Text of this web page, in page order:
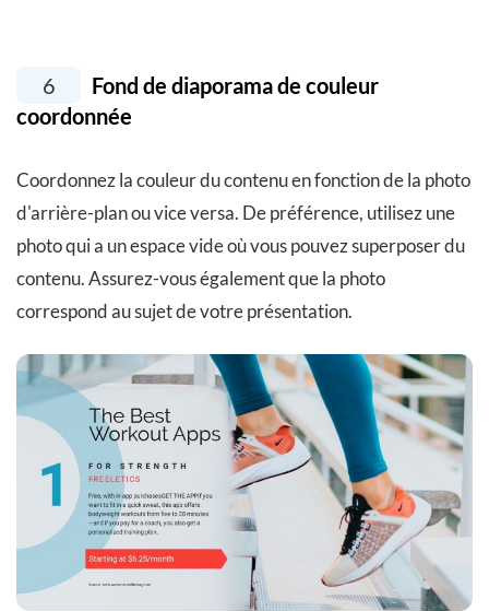
6
Fond de diaporama de couleur
coordonnée
Coordonnez la couleur du contenu en fonction de la photo
d'arrière-plan ou vice versa. De préférence, utilisez une
photo qui a un espace vide où vous pouvez superposer du
contenu. Assurez-vous également que la photo
correspond au sujet de votre présentation.